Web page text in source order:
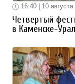
16:40 | 10 августа
Четвертый
в Каменске-